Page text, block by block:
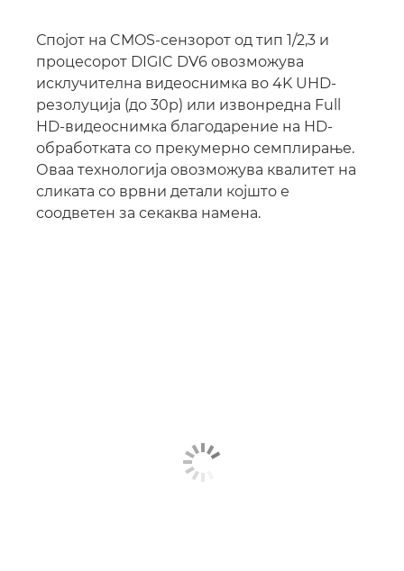
Спојот на CMOS-сензорот од тип 1/2,3 и
процесорот DIGIC DV6 овозможува
исклучителна видеоснимка во 4K UHD-
резолуција (до 30p) или извонредна Full
HD-видеоснимка благодарение на HD-
обработката со прекумерно семплирање.
Оваа технологија овозможува квалитет на
сликата со врвни детали којшто е
соодветен за секаква намена.